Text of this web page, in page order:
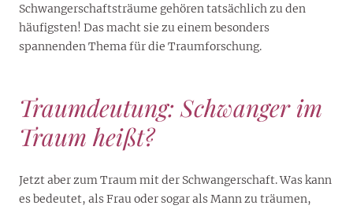
Schwangerschaftsträume gehören tatsächlich zu den
häufigsten! Das macht sie zu einem besonders
spannenden Thema für die Traumforschung.
Traumdeutung: Schwanger im
Traum heißt?
Jetzt aber zum Traum mit der Schwangerschaft. Was kann
es bedeutet, als Frau oder sogar als Mann zu träumen,